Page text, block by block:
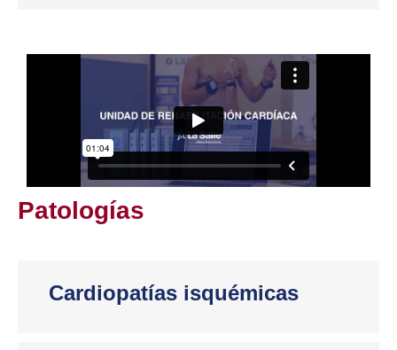
Patologías
Cardiopatías isquémicas